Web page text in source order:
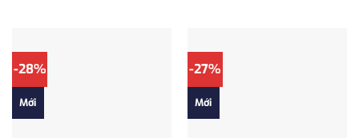
-28%
Mới
-27%
Mới